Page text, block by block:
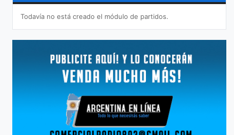
Todavía no está creado el módulo de partidos.